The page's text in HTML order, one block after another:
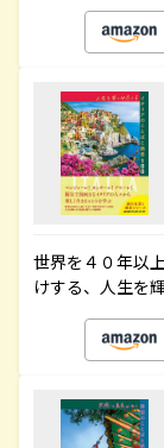
世界を４０年以
けする、人生を